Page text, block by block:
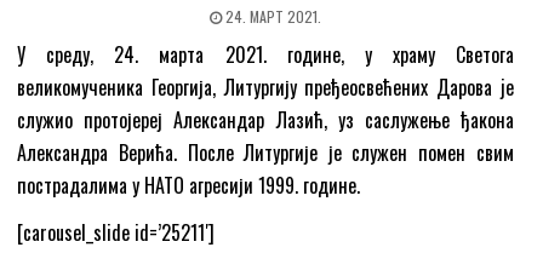
24. МАРТ 2021.
У среду, 24. марта 2021. године, у храму Светога
великомученика Георгија, Литургију пређеосвећених Дарова je
служио протојереј Александар Лазић, уз саслужење ђакона
Александра Верића. После Литургије је служен помен свим
пострадалима у НАТО агресији 1999. године.
[carousel_slide id=’25211′]